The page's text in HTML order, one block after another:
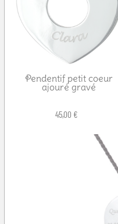
Pendentif petit coeur
ajouré gravé
45,00 €